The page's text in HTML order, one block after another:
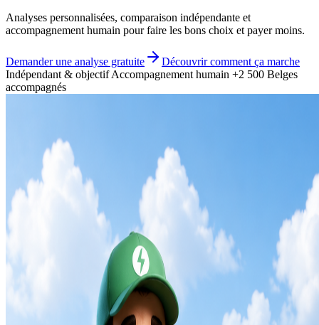
Analyses personnalisées, comparaison indépendante et
accompagnement humain pour faire les bons choix et payer moins.
Demander une analyse gratuite
Découvrir comment ça marche
Indépendant & objectifAccompagnement humain +2 500 Belges
accompagnés